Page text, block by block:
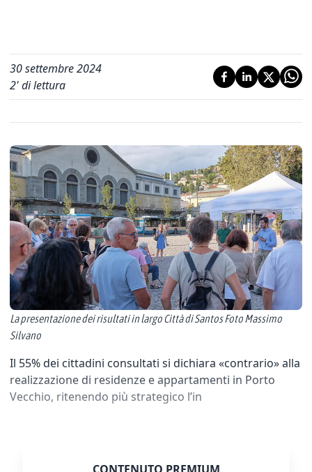
30 settembre 2024
2' di lettura
La presentazione dei risultati in largo Città di Santos Foto Massimo
Silvano
Il 55% dei cittadini consultati si dichiara «contrario» alla
realizzazione di residenze e appartamenti in Porto
Vecchio, ritenendo più strategico l’in